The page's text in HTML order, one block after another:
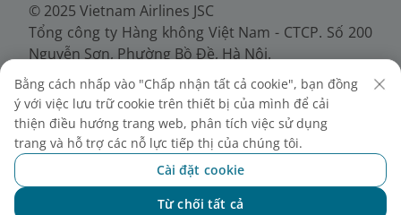
© 2025 Vietnam Airlines JSC
Tổng công ty Hàng không Việt Nam - CTCP. Số 200
Nguyễn Sơn, Phường Bồ Đề, Hà Nội.
Điện thoại: (+84-24) 38272289. Fax: (+84-24)
38722375
Giấy chứng nhận đăng ký doanh nghiệp, mã số
doanh nghiệp 0100107518, đăng ký lần đầu ngày
30/6/2010, đăng ký thay đổi lần thứ 10 ngày
24/7/2025, cấp bởi Sở Tài chính Thành phố Hà Nội.
Bằng cách nhấp vào "Chấp nhận tất cả cookie", bạn đồng
ý với việc lưu trữ cookie trên thiết bị của mình để cải
thiện điều hướng trang web, phân tích việc sử dụng
trang và hỗ trợ các nỗ lực tiếp thị của chúng tôi.
Cài đặt cookie
Từ chối tất cả